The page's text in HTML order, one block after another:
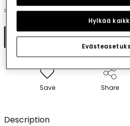
€35.95
Add to
Save Share
Description
Hylkää